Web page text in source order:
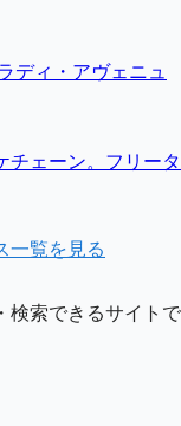
ディ・アヴェニュ
チェーン。フリータ
一覧を見る
検索できるサイトで